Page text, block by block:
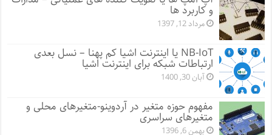
و کاربرد ها
مرداد 12, 1397
NB-IoT یا اینترنت اشیا کم پهنا – نسل بعدی
ارتباطات شبکه برای اینترنت اشیا
آبان 30, 1400
مفهوم حوزه متغیر در آردوینو-متغیرهای محلی و
متغیرهای سراسری
بهمن 6, 1396